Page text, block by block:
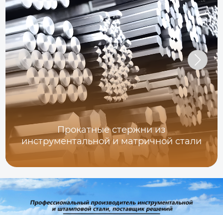
Прокатные стержни из
инструментальной и матричной стали